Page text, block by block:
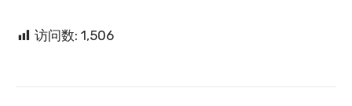
访问数: 1,506